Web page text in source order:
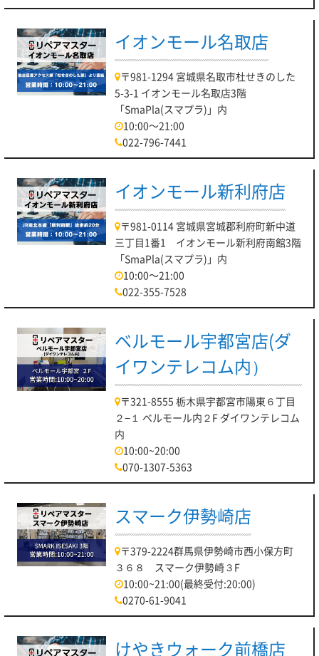
イオンモール名取店
〒981-1294 宮城県名取市杜せきのした
5-3-1 イオンモール名取店3階
「SmaPla(スマプラ)」内
10:00～21:00
022-796-7441
イオンモール新利府店
〒981-0114 宮城県宮城郡利府町新中道
三丁目1番1 イオンモール新利府南館3階
「SmaPla(スマプラ)」内
10:00～21:00
022-355-7528
ベルモール宇都宮店(ダ
イワンテレコム内）
〒321-8555 栃木県宇都宮市陽東６丁目
２−１ ベルモール内２F ダイワンテレコム
内
10:00~20:00
070-1307-5363
スマーク伊勢崎店
〒379-2224群馬県伊勢崎市西小保方町
３６８ スマーク伊勢崎３F
10:00~21:00(最終受付:20:00)
0270-61-9041
けやきウォーク前橋店